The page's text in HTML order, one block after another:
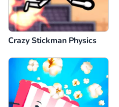
Crazy Stickman Physics